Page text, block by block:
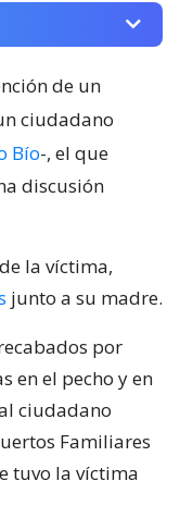
de un
ciudadano
Bío-, el que
discusión
la víctima,
junto a su madre.
por
en el pecho y en
ciudadano
Familiares
tuvo la víctima